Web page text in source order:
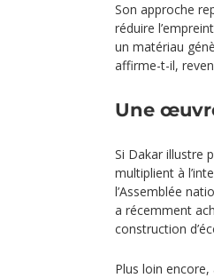
Son approche
réduire
un matériau
affirme-t-il,
Une
Si Dakar illustre
multiplient à
l’Assemblée
a récemment
construction
Plus loin encore,